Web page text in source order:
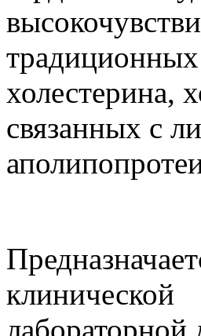
традиционных
холестерина,
связанных с
клинической
лабораторной